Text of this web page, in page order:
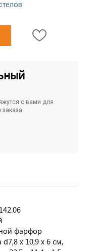
с вами для
фарфор
d7,8 х 10,9 х 6 см,